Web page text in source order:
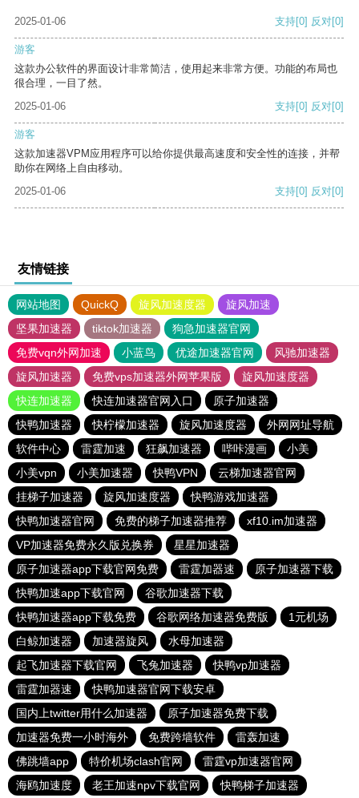
2025-01-06 支持[0] 反对[0]
游客
这款办公软件的界面设计非常简洁，使用起来非常方便。功能的布局也
很合理，一目了然。
2025-01-06
支持[0] 反对[0]
游客
这款加速器VPM应用程序可以给你提供最高速度和安全性的连接，并帮
助你在网络上自由移动。
2025-01-06
支持[0] 反对[0]
友情链接
网站地图 QuickQ 旋风加速度器
旋风加速
坚果加速器
tiktok加速器
狗急加速器官网
免费vqn外网加速
小蓝鸟 优途加速器官网
风驰加速器
旋风加速器
免费vps加速器外网苹果版
旋风加速度器
快连加速器
快连加速器官网入口
原子加速器
快鸭加速器
快柠檬加速器 旋风加速度器
外网网址导航
软件中心
雷霆加速 狂飙加速器 哔咔漫画
小美
小美vpn
小美加速器 快鸭VPN
云梯加速器官网
挂梯子加速器
旋风加速度器
快鸭游戏加速器
快鸭加速器官网
免费的梯子加速器推荐
xf10.im加速器
VP加速器免费永久版兑换券
星星加速器
原子加速器app下载官网免费
雷霆加器速
原子加速器下载
快鸭加速app下载官网
谷歌加速器下载
快鸭加速器app下载免费
谷歌网络加速器免费版
1元机场
白鲸加速器
加速器旋风
水母加速器
起飞加速器下载官网
飞兔加速器
快鸭vp加速器
雷霆加器速
快鸭加速器官网下载安卓
国内上twitter用什么加速器
原子加速器免费下载
加速器免费一小时海外
免费跨墙软件
雷轰加速
佛跳墙app
特价机场clash官网
雷霆vp加速器官网
海鸥加速度
老王加速npv下载官网 快鸭梯子加速器